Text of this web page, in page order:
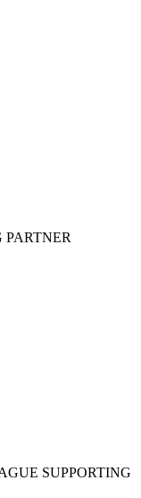
PARTNER
SUPPORTING